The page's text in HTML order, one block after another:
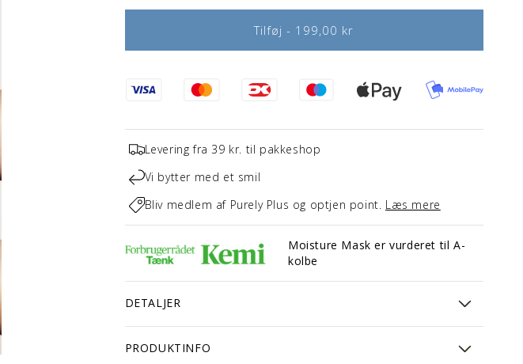
Tilføj - 199,00 kr
Levering fra 39 kr. til pakkeshop
Vi bytter med et smil
Bliv medlem af Purely Plus og optjen point. Læs mere
Moisture Mask er vurderet til A-
kolbe
DETALJER
PRODUKTINFO